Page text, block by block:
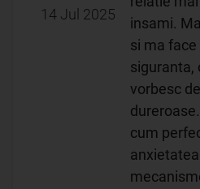
14 Jul 2025
insami.
si ma
siguranta,
vorbesc
cum